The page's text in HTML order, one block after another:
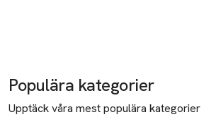
Populära kategorier
Upptäck våra mest populära kategorier